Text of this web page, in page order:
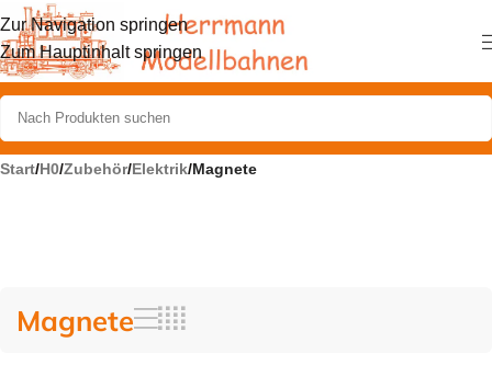
Zur Navigation springen
Zum Hauptinhalt springen
Start/H0/Zubehör/Elektrik/Magnete
Magnete